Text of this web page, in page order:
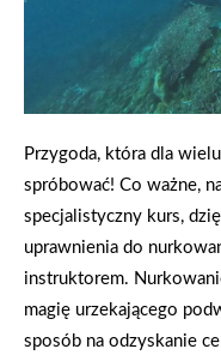
Przygoda, która dla
spróbować! Co ważne,
specjalistyczny kurs,
uprawnienia do
instruktorem.
magię urzekającego
sposób na odzyskanie